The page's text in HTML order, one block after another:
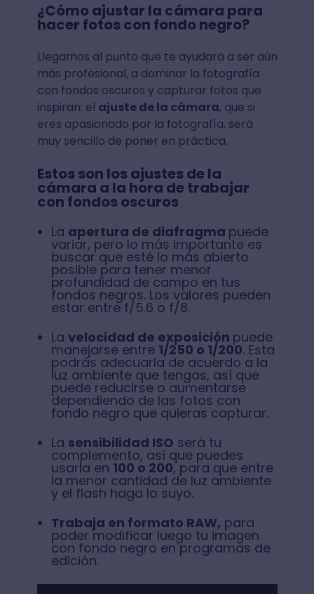
¿Cómo ajustar la cámara para
hacer fotos con fondo negro?
Llegamos al punto que te ayudará a ser aún
más profesional, a dominar la fotografía
con fondos oscuros y capturar fotos que
inspiran: el ajuste de la cámara, que si
eres apasionado por la fotografía, será
muy sencillo de poner en práctica.
Estos son los ajustes de la
cámara a la hora de trabajar
con fondos oscuros
La apertura de diafragma puede
variar, pero lo más importante es
buscar que esté lo más abierto
posible para tener menor
profundidad de campo en tus
fondos negros. Los valores pueden
estar entre f/5.6 o f/8.
La velocidad de exposición puede
manejarse entre 1/250 o 1/200. Esta
podrás adecuarla de acuerdo a la
luz ambiente que tengas, así que
puede reducirse o aumentarse
dependiendo de las fotos con
fondo negro que quieras capturar.
La sensibilidad ISO será tu
complemento, así que puedes
usarla en 100 o 200, para que entre
la menor cantidad de luz ambiente
y el flash haga lo suyo.
Trabaja en formato RAW, para
poder modificar luego tu imagen
con fondo negro en programas de
edición.